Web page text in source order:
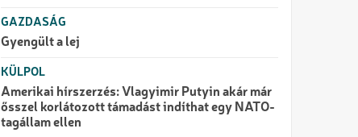
GAZDASÁG
Gyengült a lej
KÜLPOL
Amerikai hírszerzés: Vlagyimir Putyin akár már
ősszel korlátozott támadást indíthat egy NATO-
tagállam ellen